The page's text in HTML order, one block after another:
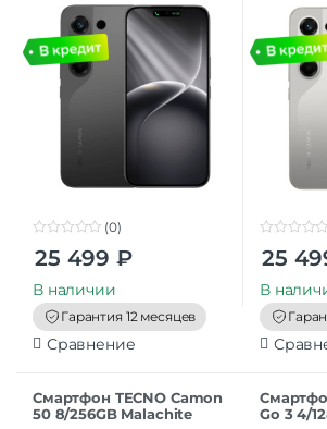
o
t
o
f
5
(0)
25 499 ₽
В наличии
Гарантия 12 месяцев
Сравнение
o
t
o
f
5
25
В
Смартфон TECNO Camon
50 8/256GB Malachite
Go 3 4/